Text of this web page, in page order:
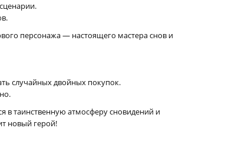
персонажа — настоящего мастера снов и
случайных двойных покупок.
в таинственную атмосферу сновидений и
новый герой!